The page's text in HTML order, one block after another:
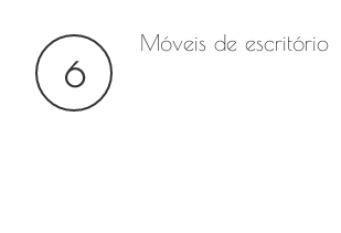
6
Móveis de escritório